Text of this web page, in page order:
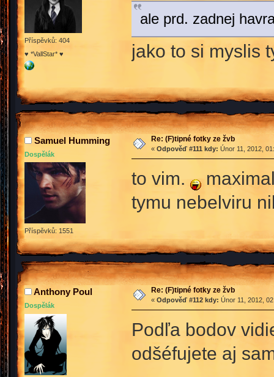
Příspěvků: 404
♥ *VallStar* ♥
ale prd. zadnej
jako to si myslis
Samuel Humming
Dospělák
Příspěvků: 1551
Re: (F)tipné fotky ze žvb
« Odpověď #111 kdy: Únor 11, 2012,
to vim.
tymu nebelviru
Anthony Poul
Dospělák
Re: (F)tipné fotky ze žvb
« Odpověď #112 kdy: Únor 11, 2012,
Podľa bodov
odšéfujete aj